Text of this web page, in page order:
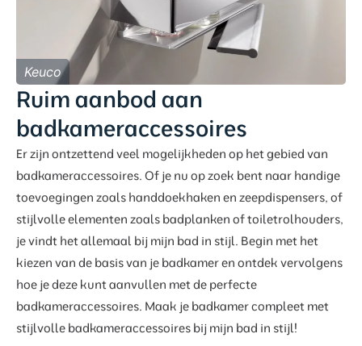
Ruim aanbod aan
badkameraccessoires
Er zijn ontzettend veel mogelijkheden op het gebied van
badkameraccessoires. Of je nu op zoek bent naar handige
toevoegingen zoals handdoekhaken en zeepdispensers, of
stijlvolle elementen zoals badplanken of toiletrolhouders,
je vindt het allemaal bij mijn bad in stijl. Begin met het
kiezen van de basis van je badkamer en ontdek vervolgens
hoe je deze kunt aanvullen met de perfecte
badkameraccessoires. Maak je badkamer compleet met
stijlvolle badkameraccessoires bij mijn bad in stijl!
Keuco